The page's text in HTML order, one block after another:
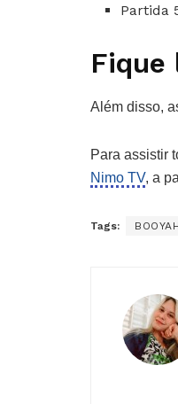
Partida
Fique
Além disso,
Para assistir
Nimo TV, a
Tags: BOOYAH